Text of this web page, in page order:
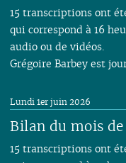
15 transcriptions ont
qui correspond à 16
audio ou de vidéos.
Grégoire Barbey est
Bilan du mois
Lundi 1er juin 2026
15 transcriptions ont